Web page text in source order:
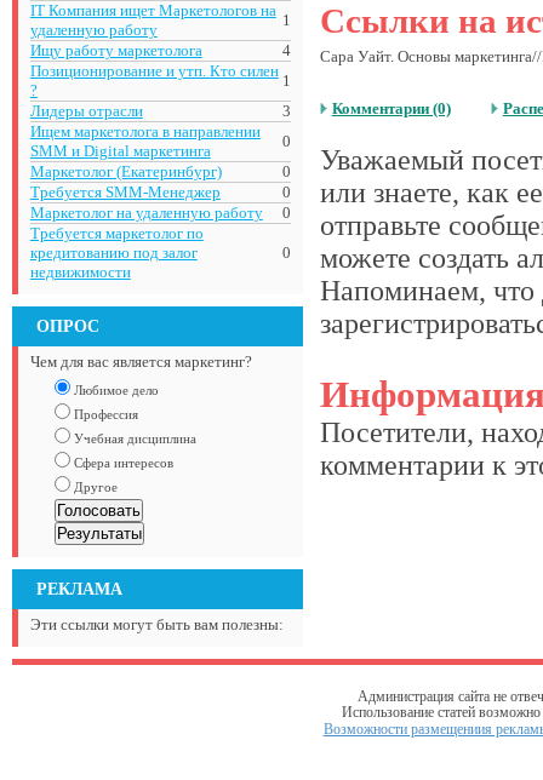
IT Компания ищет Маркетологов на
удаленную работу
1
Ищу работу маркетолога
4
Позиционирование и утп. Кто силен
?
1
Лидеры отрасли
3
Ищем маркетолога в направлении
SMM и Digital маркетинга
0
Маркетолог (Екатеринбург)
0
Требуется SMM-Менеджер
0
Маркетолог на удаленную работу
0
Требуется маркетолог по
кредитованию под залог
недвижимости
0
ОПРОС
Чем для вас является маркетинг?
Любимое дело
Профессия
Учебная дисциплина
Сфера интересов
Другое
РЕКЛАМА
Эти ссылки могут быть вам полезны:
Ссылки на
Сара Уайт. Основы
Комментарии (0)
Уважаемый
или знаете, как
отправьте
можете создать
Напоминаем, что
Посетители,
комментарии к
Администрация сайта не
Использование статей
Возможности размещениия